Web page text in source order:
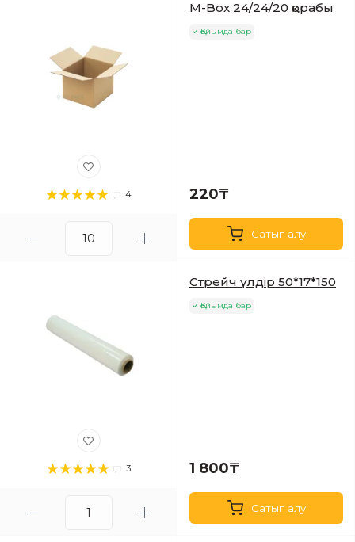
4
M-Box 24/24/20 қорабы
Қойымда бар
220₸
Сатып алу
3
Стрейч үлдір 50*17*150
Қойымда бар
1 800₸
Сатып алу